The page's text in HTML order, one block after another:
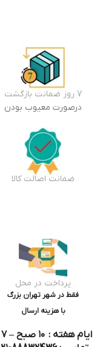
7 روز ضمانت بازگشت
درصورت معیوب بودن
ضمانت اصالت کالا
پرداخت در محل
فقط در شهر تهران بزرگ
با هزینه ارسال